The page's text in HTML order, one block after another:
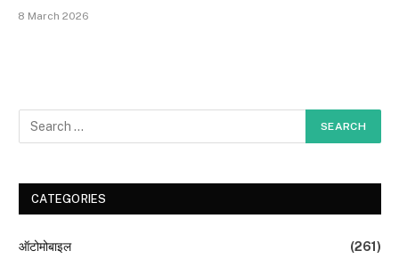
8 March 2026
CATEGORIES
ऑटोमोबाइल
(261)